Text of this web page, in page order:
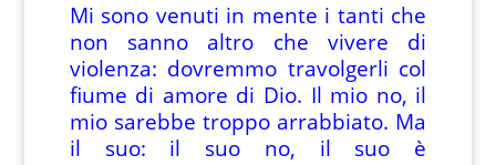
Mi sono venuti in mente i tanti che
non sanno altro che vivere di
violenza: dovremmo travolgerli col
fiume di amore di Dio. Il mio no, il
mio sarebbe troppo arrabbiato. Ma
il suo: il suo no, il suo è